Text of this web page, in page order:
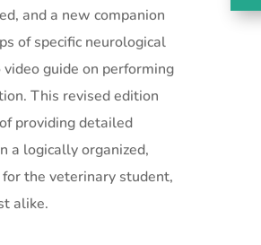
and a new companion
of specific neurological
guide on performing
This revised edition
providing detailed
a logically organized,
the veterinary student,
alike.